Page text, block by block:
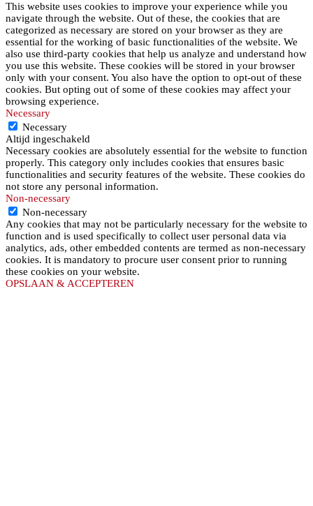
This website uses cookies to improve your experience while you
navigate through the website. Out of these, the cookies that are
categorized as necessary are stored on your browser as they are
essential for the working of basic functionalities of the website. We
also use third-party cookies that help us analyze and understand how
you use this website. These cookies will be stored in your browser
only with your consent. You also have the option to opt-out of these
cookies. But opting out of some of these cookies may affect your
browsing experience.
Necessary
Necessary
Altijd ingeschakeld
Necessary cookies are absolutely essential for the website to function
properly. This category only includes cookies that ensures basic
functionalities and security features of the website. These cookies do
not store any personal information.
Non-necessary
Non-necessary
Any cookies that may not be particularly necessary for the website to
function and is used specifically to collect user personal data via
analytics, ads, other embedded contents are termed as non-necessary
cookies. It is mandatory to procure user consent prior to running
these cookies on your website.
OPSLAAN & ACCEPTEREN